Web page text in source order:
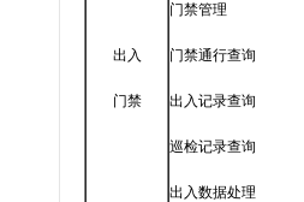
出入
门禁
门禁管理
门禁通行查询
出入记录查询
巡检记录查询
出入数据处理